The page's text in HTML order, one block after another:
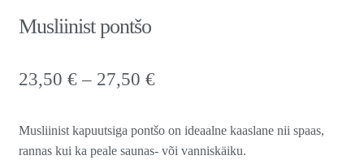
Musliinist pontšo
23,50 € – 27,50 €
Musliinist kapuutsiga pontšo on ideaalne kaaslane nii spaas,
rannas kui ka peale saunas- või vanniskäiku.